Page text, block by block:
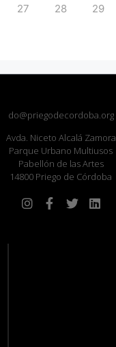
27 28 29
do@priegodecordoba.org
Avda. Niceto Alcalá Zamora
Parque Urbano Multiusos
Pabellón de las Artes
14800 Priego de Córdoba